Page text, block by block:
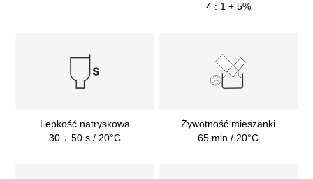
4 : 1 + 5%
Lepkość natryskowa
30 ÷ 50 s / 20°C
Żywotność mieszanki
65 min / 20°C